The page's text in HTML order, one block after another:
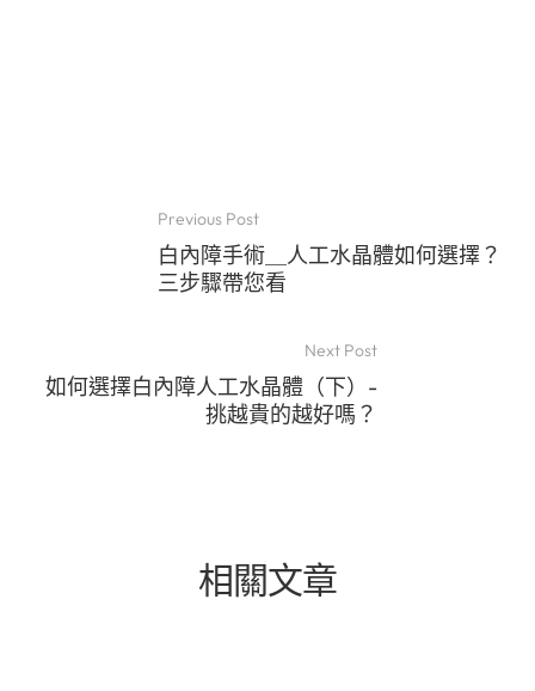
Previous Post
白內障手術＿人工水晶體如何選擇？
三步驟帶您看
Next Post
如何選擇白內障人工水晶體（下）-
挑越貴的越好嗎？
相關文章